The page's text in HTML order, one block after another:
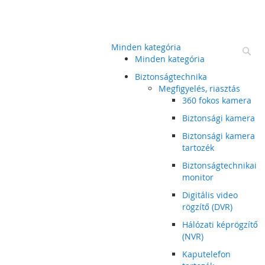
Minden kategória
Minden kategória
Biztonságtechnika
Megfigyelés, riasztás
360 fokos kamera
Biztonsági kamera
Biztonsági kamera
tartozék
Biztonságtechnikai
monitor
Digitális video
rögzítő (DVR)
Hálózati képrögzítő
(NVR)
Kaputelefon